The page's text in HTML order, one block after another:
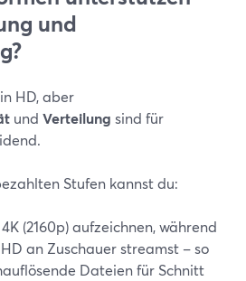
und
HD, aber
und Verteilung sind für
Stufen kannst du:
(2160p) aufzeichnen, während
an Zuschauer streamst – so
Dateien für Schnitt